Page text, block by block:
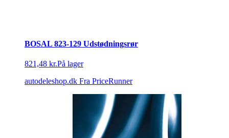
BOSAL 823-129 Udstødningsrør
821,48 kr.På lager
autodeleshop.dk Fra PriceRunner